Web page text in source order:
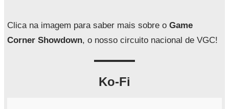
a
r
Clica na imagem para saber mais sobre o Game
Corner Showdown, o nosso circuito nacional de VGC!
Ko-Fi